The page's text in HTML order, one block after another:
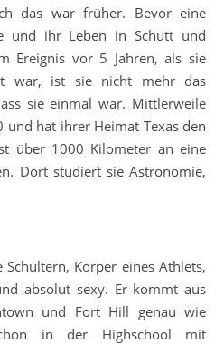
das war früher. Bevor eine
und ihr Leben in Schutt und
Ereignis vor 5 Jahren, als sie
war, ist sie nicht mehr das
sie einmal war. Mittlerweile
und hat ihrer Heimat Texas den
über 1000 Kilometer an eine
Dort studiert sie Astronomie,
Körper eines Athlets,
absolut sexy. Er kommt aus
und Fort Hill genau wie
in der Highschool mit